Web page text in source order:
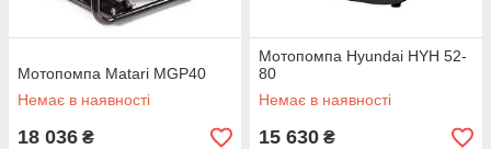
Мотопомпа Matari MGP40
Немає в наявності
18 036 ₴
Мотопомпа Hyundai HYH 52-
80
Немає в наявності
15 630 ₴